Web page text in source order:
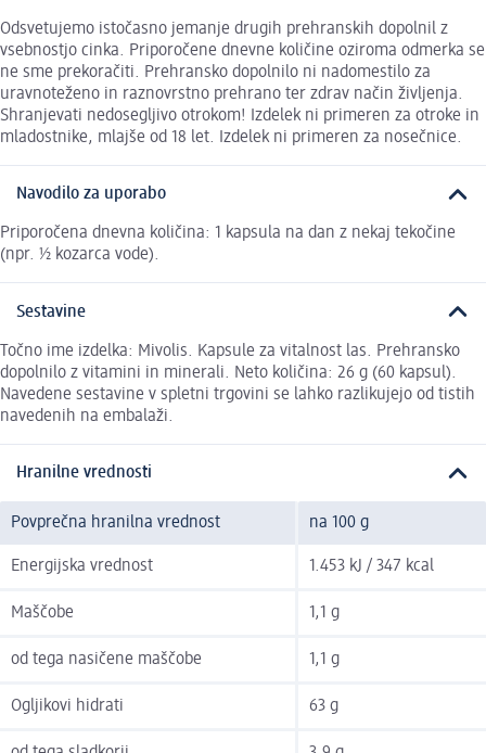
Odsvetujemo istočasno jemanje drugih prehranskih dopolnil z
vsebnostjo cinka. Priporočene dnevne količine oziroma odmerka se
ne sme prekoračiti. Prehransko dopolnilo ni nadomestilo za
uravnoteženo in raznovrstno prehrano ter zdrav način življenja.
Shranjevati nedosegljivo otrokom! Izdelek ni primeren za otroke in
mladostnike, mlajše od 18 let. Izdelek ni primeren za nosečnice.
Navodilo za uporabo
Priporočena dnevna količina: 1 kapsula na dan z nekaj tekočine
(npr. ½ kozarca vode).
Sestavine
Točno ime izdelka: Mivolis. Kapsule za vitalnost las. Prehransko
dopolnilo z vitamini in minerali. Neto količina: 26 g (60 kapsul).
Navedene sestavine v spletni trgovini se lahko razlikujejo od tistih
navedenih na embalaži.
Hranilne vrednosti
Povprečna hranilna vrednost na 100 g
Energijska vrednost 1.453 kJ / 347 kcal
Maščobe 1,1 g
od tega nasičene maščobe 1,1 g
Ogljikovi hidrati 63 g